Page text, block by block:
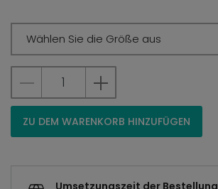
Wählen Sie die Größe aus
ZU DEM WARENKORB HINZUFÜGEN
Umsetzungszeit der Bestellung